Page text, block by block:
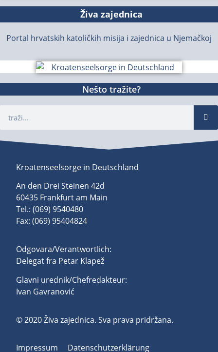
Živa zajednica
Portal hrvatskih katoličkih misija i zajednica u Njemačkoj
Nešto tražite?
Kroatenseelsorge in Deutschland
An den Drei Steinen 42d
60435 Frankfurt am Main
Tel.: (069) 9540480
Fax: (069) 95404824
Odgovara/Verantwortlich:
Delegat fra Petar Klapež
Glavni urednik/Chefredakteur:
Ivan Gavranović
© 2020 Živa zajednica. Sva prava pridržana.
Impressum
Datenschutzerklärung